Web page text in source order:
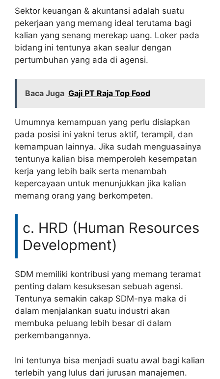
Sektor keuangan & akuntansi adalah suatu
pekerjaan yang memang ideal terutama bagi
kalian yang senang merekap uang. Loker pada
bidang ini tentunya akan sealur dengan
pertumbuhan yang ada di agensi.
Baca Juga Gaji PT Raja Top Food
Umumnya kemampuan yang perlu disiapkan
pada posisi ini yakni terus aktif, terampil, dan
kemampuan lainnya. Jika sudah menguasainya
tentunya kalian bisa memperoleh kesempatan
kerja yang lebih baik serta menambah
kepercayaan untuk menunjukkan jika kalian
memang orang yang berkompeten.
c. HRD (Human Resources
Development)
SDM memiliki kontribusi yang memang teramat
penting dalam kesuksesan sebuah agensi.
Tentunya semakin cakap SDM-nya maka di
dalam menjalankan suatu industri akan
membuka peluang lebih besar di dalam
perkembangannya.
Ini tentunya bisa menjadi suatu awal bagi kalian
terlebih yang lulus dari jurusan manajemen.